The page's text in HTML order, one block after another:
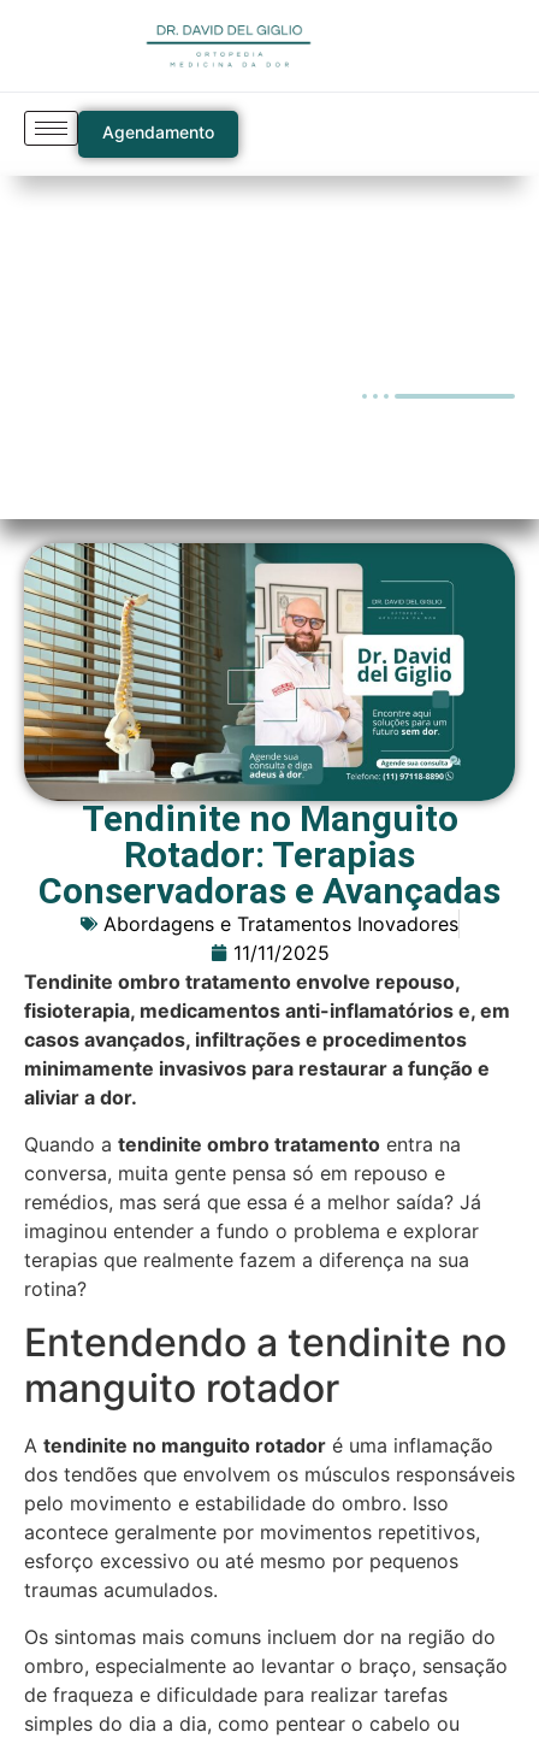
Agendamento
Tendinite no Manguito
Rotador: Terapias
Conservadoras e Avançadas
Abordagens e Tratamentos Inovadores
11/11/2025
Tendinite ombro tratamento envolve repouso,
fisioterapia, medicamentos anti-inflamatórios e, em
casos avançados, infiltrações e procedimentos
minimamente invasivos para restaurar a função e
aliviar a dor.
Quando a tendinite ombro tratamento entra na
conversa, muita gente pensa só em repouso e
remédios, mas será que essa é a melhor saída? Já
imaginou entender a fundo o problema e explorar
terapias que realmente fazem a diferença na sua
rotina?
Entendendo a tendinite no
manguito rotador
A tendinite no manguito rotador é uma inflamação
dos tendões que envolvem os músculos responsáveis
pelo movimento e estabilidade do ombro. Isso
acontece geralmente por movimentos repetitivos,
esforço excessivo ou até mesmo por pequenos
traumas acumulados.
Os sintomas mais comuns incluem dor na região do
ombro, especialmente ao levantar o braço, sensação
de fraqueza e dificuldade para realizar tarefas
simples do dia a dia, como pentear o cabelo ou